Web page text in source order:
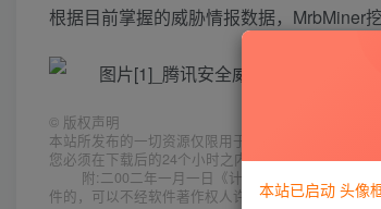
根据目前掌握的威胁情报数据，MrbMiner
© 版权声明
本站所发布的一切资源仅限用于学习和研究目的;不
您必须在下载后的24个小时之内，从您的电脑中彻
附:二00二年一月一日《计算机软件保护条例》
件的，可以不经软件著作权人许可，不向其支付报酬
本站已启动 头像